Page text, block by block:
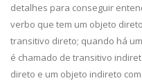
detalhes para conseguir
verbo que tem um objeto
transitivo direto; quando há
é chamado de transitivo
direto e um objeto indireto